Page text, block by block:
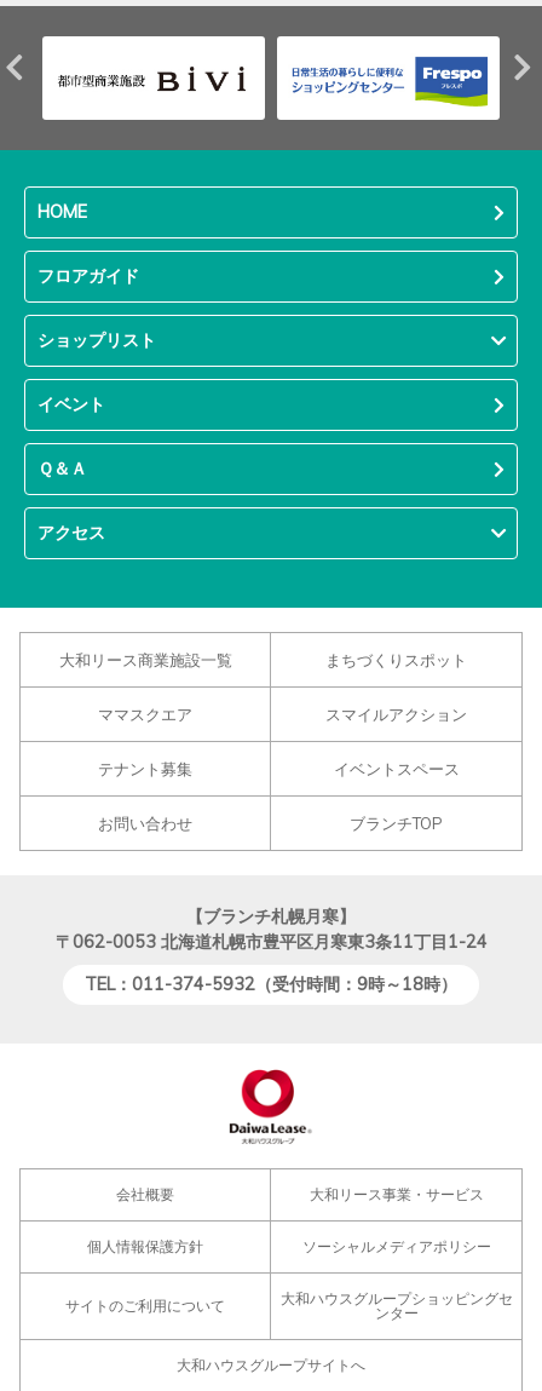
HOME
フロアガイド
ショップリスト
イベント
Ｑ＆Ａ
アクセス
大和リース商業施設一覧 まちづくりスポット
ママスクエア スマイルアクション
テナント募集 イベントスペース
お問い合わせ ブランチTOP
【ブランチ札幌月寒】
〒062-0053 北海道札幌市豊平区月寒東3条11丁目1-24
TEL：011-374-5932（受付時間：9時～18時）
会社概要 大和リース事業・サービス
個人情報保護方針 ソーシャルメディアポリシー
サイトのご利用について
大和ハウスグループショッピングセ
ンター
大和ハウスグループサイトへ